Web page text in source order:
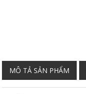
MÔ TẢ SẢN PHẨM